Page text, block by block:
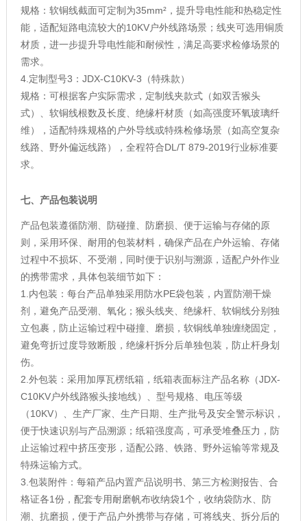
规格：软铜线截面可定制为35mm²，提升导电性能和热稳定性
能，适配短路电流较大的10KV户外线路场景；线夹可选用铜质
材质，进一步提升导电性能和耐候性，满足高要求检修场景的
需求。
4.定制型号3：JDX-C10KV-3（特殊款）
规格：可根据客户实际需求，定制线夹款式（如双舌猴头
式）、软铜线根数及长度、绝缘杆材质（如高强度环氧玻璃纤
维），适配特殊规格的户外导线或特殊检修场景（如高空复杂
线路、野外偏远线路），全程符合DL/T 879-2019行业标准要
求。
七、产品包装说明
产品包装遵循防潮、防碰撞、防磨损、便于运输与存储的原
则，采用环保、耐用的包装材料，确保产品在户外运输、存储
过程中不损坏、不受潮，同时便于识别与溯源，适配户外作业
的携带需求，具体包装细节如下：
1.内包装：每台产品单独采用防水PE袋包装，内置防潮干燥
剂，避免产品受潮、氧化；猴头线夹、绝缘杆、软铜线分别独
立包裹，防止运输过程中碰撞、磨损，软铜线单独缠绕固定，
避免弯折过度导致断股，绝缘杆拆分后单独包装，防止杆身划
伤。
2.外包装：采用加厚瓦楞纸箱，纸箱表面标注产品名称（JDX-
C10KV户外线路猴头接地线）、型号规格、电压等级
（10KV）、生产厂家、生产日期、生产批号及安全警示标识，
便于快速识别与产品溯源；纸箱强度高，可承受堆叠压力，防
止运输过程中挤压变形，适配公路、铁路、野外运输等常规及
特殊运输方式。
3.包装附件：每箱产品内置产品说明书、第三方检测报告、合
格证各1份，配套专用耐磨帆布收纳袋1个，收纳袋防水、防
潮、抗磨损，便于产品户外携带与存储，可将线夹、拆分后的